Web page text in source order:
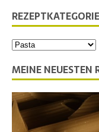
MEINE NEUESTEN